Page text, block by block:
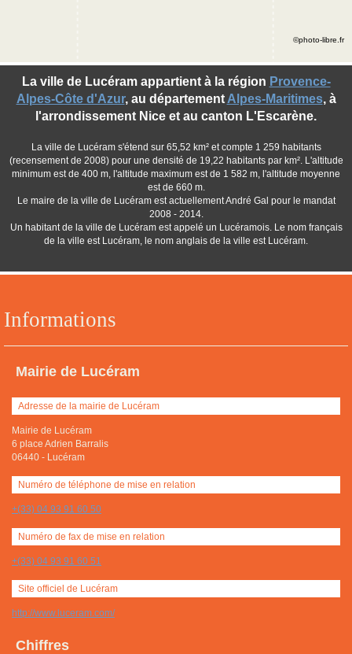
Informations
Mairie de Lucéram
Adresse de la mairie de Lucéram
Mairie de Lucéram
6 place Adrien Barralis
06440 - Lucéram
Numéro de téléphone de mise en relation
+(33) 04 93 91 60 50
Numéro de fax de mise en relation
+(33) 04 93 91 60 51
Site officiel de Lucéram
http://www.luceram.com/
Chiffres
La ville de Lucéram appartient à la région Provence-
Alpes-Côte d'Azur, au département Alpes-Maritimes, à
l'arrondissement Nice et au canton L'Escarène.
La ville de Lucéram s'étend sur 65,52 km² et compte 1 259 habitants
(recensement de 2008) pour une densité de 19,22 habitants par km². L'altitude
minimum est de 400 m, l'altitude maximum est de 1 582 m, l'altitude moyenne
est de 660 m.
Le maire de la ville de Lucéram est actuellement André Gal pour le mandat
2008 - 2014.
Un habitant de la ville de Lucéram est appelé un Lucéramois. Le nom français
de la ville est Lucéram, le nom anglais de la ville est Lucéram.
©photo-libre.fr